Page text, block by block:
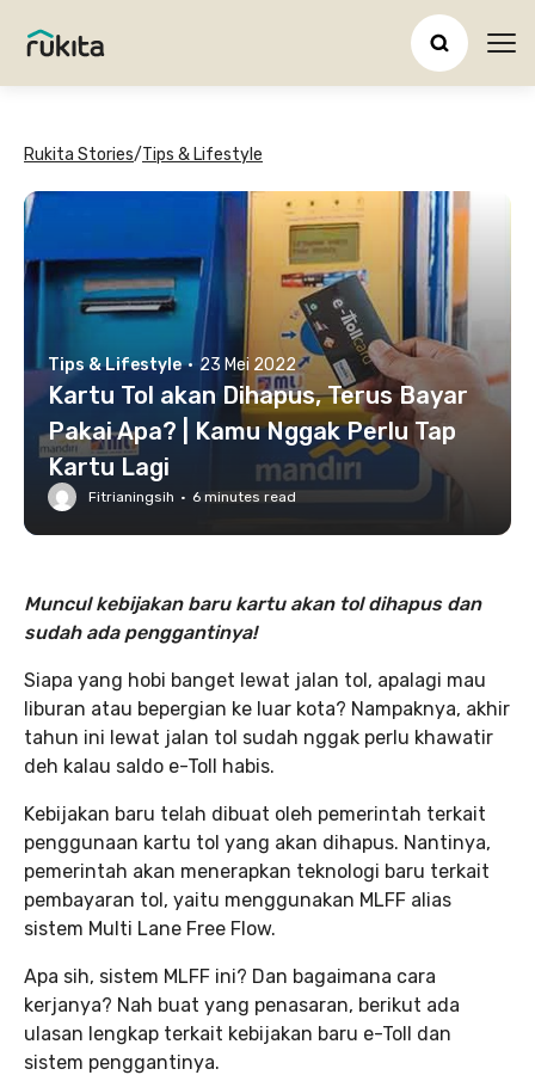
Rukita Stories/Tips & Lifestyle
Tips & Lifestyle · 23 Mei 2022
Kartu Tol akan Dihapus, Terus Bayar
Pakai Apa? | Kamu Nggak Perlu Tap
Kartu Lagi
Fitrianingsih · 6 minutes read
Muncul kebijakan baru kartu akan tol dihapus dan
sudah ada penggantinya!
Siapa yang hobi banget lewat jalan tol, apalagi mau
liburan atau bepergian ke luar kota? Nampaknya, akhir
tahun ini lewat jalan tol sudah nggak perlu khawatir
deh kalau saldo e-Toll habis.
Kebijakan baru telah dibuat oleh pemerintah terkait
penggunaan kartu tol yang akan dihapus. Nantinya,
pemerintah akan menerapkan teknologi baru terkait
pembayaran tol, yaitu menggunakan MLFF alias
sistem Multi Lane Free Flow.
Apa sih, sistem MLFF ini? Dan bagaimana cara
kerjanya? Nah buat yang penasaran, berikut ada
ulasan lengkap terkait kebijakan baru e-Toll dan
sistem penggantinya.